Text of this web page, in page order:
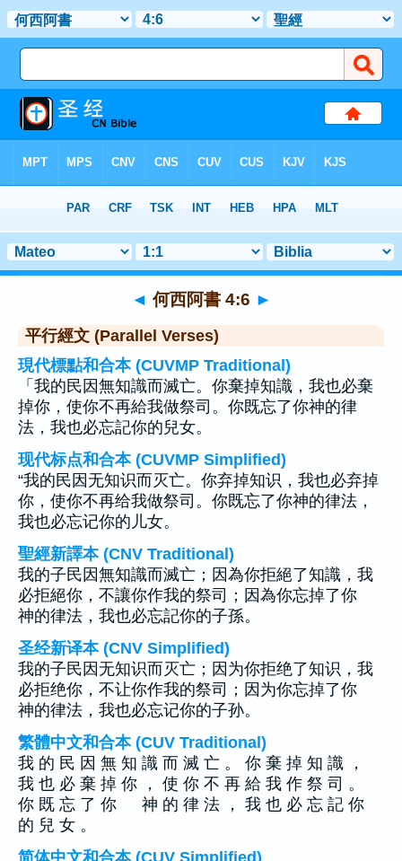
> 聖經金句 6
◄ 何西阿書 4:6 ►
平行經文 (Parallel Verses)
現代標點和合本 (CUVMP Traditional)
「我的民因無知識而滅亡。你棄掉知識，我也必棄
掉你，使你不再給我做祭司。你既忘了你神的律
法，我也必忘記你的兒女。
现代标点和合本 (CUVMP Simplified)
“我的民因无知识而灭亡。你弃掉知识，我也必弃掉
你，使你不再给我做祭司。你既忘了你神的律法，
我也必忘记你的儿女。
聖經新譯本 (CNV Traditional)
我的子民因無知識而滅亡；因為你拒絕了知識，我
必拒絕你，不讓你作我的祭司；因為你忘掉了你
神的律法，我也必忘記你的子孫。
圣经新译本 (CNV Simplified)
我的子民因无知识而灭亡；因为你拒绝了知识，我
必拒绝你，不让你作我的祭司；因为你忘掉了你
神的律法，我也必忘记你的子孙。
繁體中文和合本 (CUV Traditional)
我 的 民 因 無 知 識 而 滅 亡 。 你 棄 掉 知 識 ，
我 也 必 棄 掉 你 ， 使 你 不 再 給 我 作 祭 司 。
你 既 忘 了 你 神 的 律 法 ， 我 也 必 忘 記 你
的 兒 女 。
简体中文和合本 (CUV Simplified)